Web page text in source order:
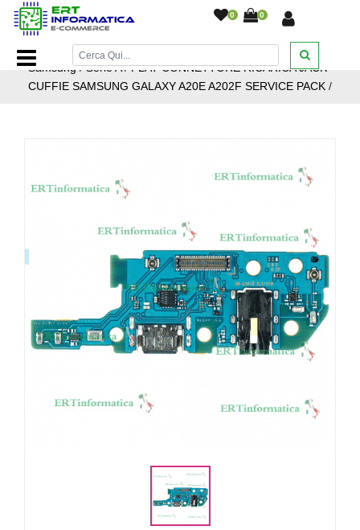
0 0
Home Page/Ricambi smartphone e tablet/Ricambi
Samsung/Serie A/FLAT CONNETTORE RICARICA JACK
CUFFIE SAMSUNG GALAXY A20E A202F SERVICE PACK /